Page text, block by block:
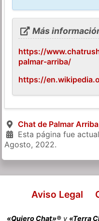
Más
https://
palmar-arriba/
https://
Chat de Palmar
Esta página fue
Agosto, 2022.
Aviso Legal
«Quiero Chat»®y «Terra